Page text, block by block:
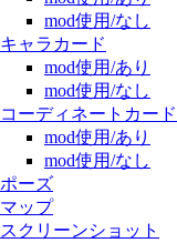
mod使用/なし
キャラカード
mod使用/あり
mod使用/なし
コーディネートカード
mod使用/あり
mod使用/なし
ポーズ
マップ
スクリーンショット